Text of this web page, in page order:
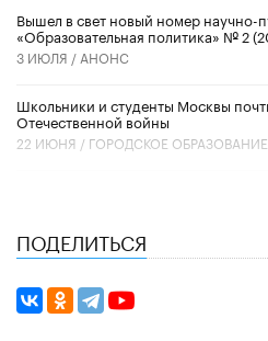
Вышел в свет новый номер научно-
«Образовательная политика» № 2
3 ИЮЛЯ / АНОНС
Школьники и студенты Москвы
Отечественной войны
22 ИЮНЯ / ГОРОДСКОЕ ОБРАЗОВАНИЕ
ПОДЕЛИТЬСЯ